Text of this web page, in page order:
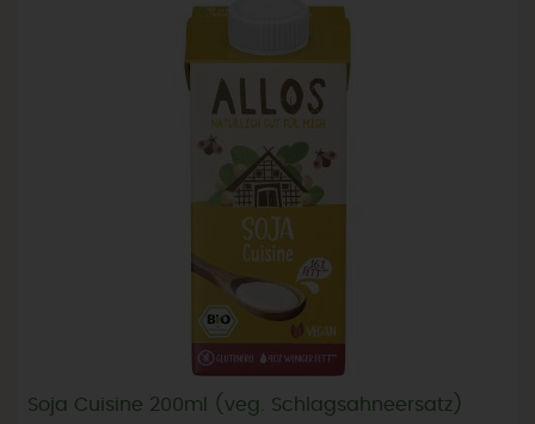
Soja Cuisine 200ml (veg. Schlagsahneersatz)